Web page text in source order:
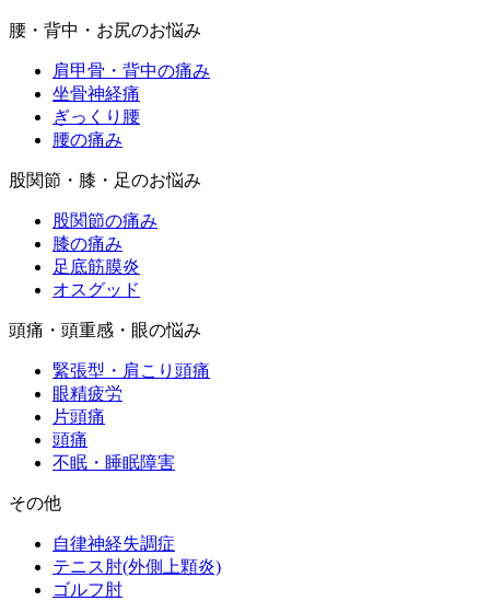
腰・背中・お尻のお悩み
肩甲骨・背中の痛み
坐骨神経痛
ぎっくり腰
腰の痛み
股関節・膝・足のお悩み
股関節の痛み
膝の痛み
足底筋膜炎
オスグッド
頭痛・頭重感・眼の悩み
緊張型・肩こり頭痛
眼精疲労
片頭痛
頭痛
不眠・睡眠障害
その他
自律神経失調症
テニス肘(外側上顆炎)
ゴルフ肘